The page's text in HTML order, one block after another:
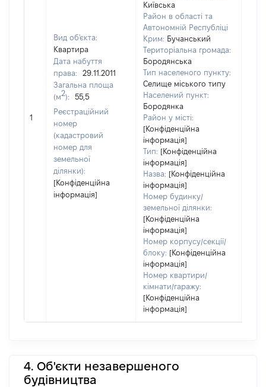
1
Вид об'єкта:
Квартира
Дата набуття
права:
29.11.2011
Загальна площа
(м2):
55,5
Реєстраційний
номер
(кадастровий
номер для
земельної
ділянки):
[Конфіденційна
інформація]
Київська
Район в області та
Автономній Республіці
Крим: Бучанський
Територіальна громада:
Бородянська
Тип населеного пункту:
Селище міського типу
Населений пункт:
Бородянка
Район у місті:
[Конфіденційна
інформація]
Тип: [Конфіденційна
інформація]
Назва: [Конфіденційна
інформація]
Номер будинку/
земельної ділянки:
[Конфіденційна
інформація]
Номер корпусу/секції/
блоку: [Конфіденційна
інформація]
Номер квартири/
кімнати/гаражу:
[Конфіденційна
інформація]
4. Об'єкти незавершеного
будівництва